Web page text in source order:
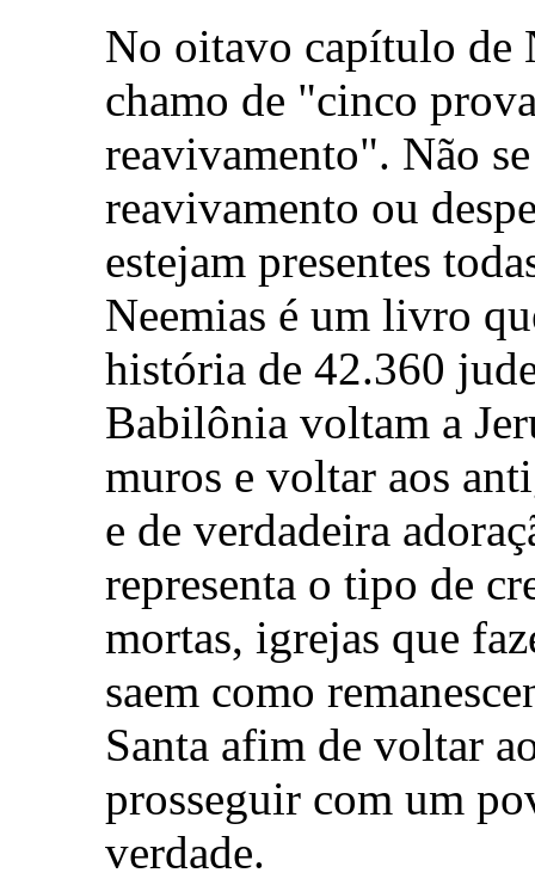
No oitavo capítulo de
chamo de "cinco
reavivamento". Não
reavivamento ou
estejam presentes
Neemias é um livro
história de 42.360
Babilônia voltam a
muros e voltar aos
e de verdadeira
representa o tipo de
mortas, igrejas que
saem como
Santa afim de voltar
prosseguir com um
verdade.